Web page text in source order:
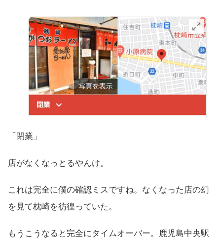
「閉業」
店がなくなっとるやんけ。
これは完全に僕の確認ミスですね。なくなった店の幻
を見て枕崎を彷徨っていた。
もうこうなると完全にタイムオーバー。鹿児島中央駅